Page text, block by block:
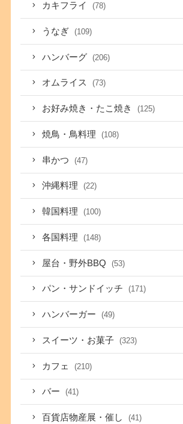
カキフライ (78)
うなぎ (109)
ハンバーグ (206)
オムライス (73)
お好み焼き・たこ焼き (125)
焼鳥・鳥料理 (108)
串かつ (47)
沖縄料理 (22)
韓国料理 (100)
各国料理 (148)
屋台・野外BBQ (53)
パン・サンドイッチ (171)
ハンバーガー (49)
スイーツ・お菓子 (323)
カフェ (210)
バー (41)
百貨店物産展・催し (41)